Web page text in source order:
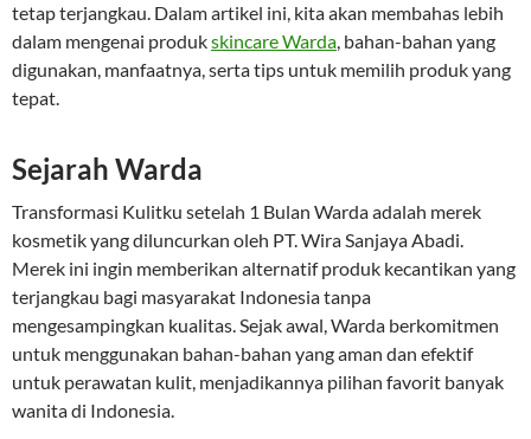
tetap terjangkau. Dalam artikel ini, kita akan membahas lebih
dalam mengenai produkskincare Warda, bahan-bahan yang
digunakan, manfaatnya, serta tips untuk memilih produk yang
tepat.
Sejarah Warda
Transformasi Kulitku setelah 1 Bulan Warda adalah merek
kosmetik yang diluncurkan oleh PT. Wira Sanjaya Abadi.
Merek ini ingin memberikan alternatif produk kecantikan yang
terjangkau bagi masyarakat Indonesia tanpa
mengesampingkan kualitas. Sejak awal, Warda berkomitmen
untuk menggunakan bahan-bahan yang aman dan efektif
untuk perawatan kulit, menjadikannya pilihan favorit banyak
wanita di Indonesia.